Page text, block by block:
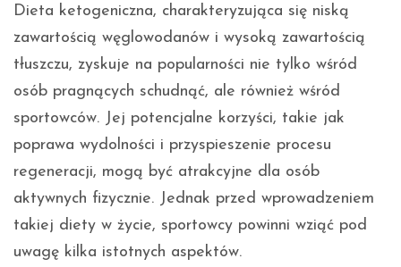
Dieta ketogeniczna, charakteryzująca się niską
zawartością węglowodanów i wysoką zawartością
tłuszczu, zyskuje na popularności nie tylko wśród
osób pragnących schudnąć, ale również wśród
sportowców. Jej potencjalne korzyści, takie jak
poprawa wydolności i przyspieszenie procesu
regeneracji, mogą być atrakcyjne dla osób
aktywnych fizycznie. Jednak przed wprowadzeniem
takiej diety w życie, sportowcy powinni wziąć pod
uwagę kilka istotnych aspektów.